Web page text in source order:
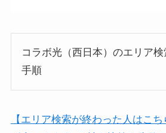
コラボ光（西日本）のエリア検
手順
【エリア検索が終わった人はこ